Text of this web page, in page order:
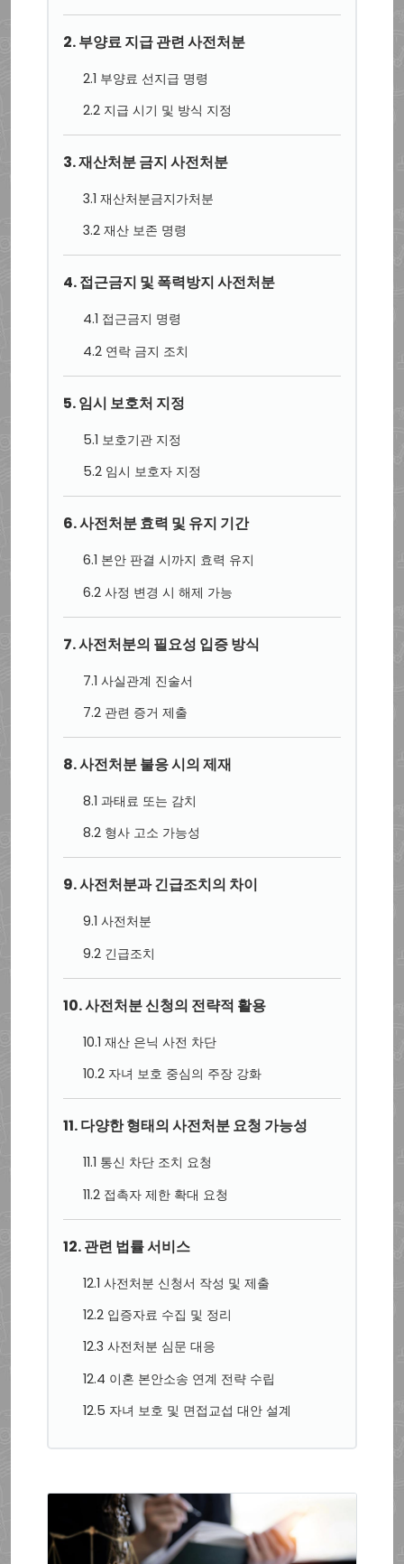
2. 부양료 지급 관련 사전처분
2.1 부양료 선지급 명령
2.2 지급 시기 및 방식 지정
3. 재산처분 금지 사전처분
3.1 재산처분금지가처분
3.2 재산 보존 명령
4. 접근금지 및 폭력방지 사전처분
4.1 접근금지 명령
4.2 연락 금지 조치
5. 임시 보호처 지정
5.1 보호기관 지정
5.2 임시 보호자 지정
6. 사전처분 효력 및 유지 기간
6.1 본안 판결 시까지 효력 유지
6.2 사정 변경 시 해제 가능
7. 사전처분의 필요성 입증 방식
7.1 사실관계 진술서
7.2 관련 증거 제출
8. 사전처분 불응 시의 제재
8.1 과태료 또는 감치
8.2 형사 고소 가능성
9. 사전처분과 긴급조치의 차이
9.1 사전처분
9.2 긴급조치
10. 사전처분 신청의 전략적 활용
10.1 재산 은닉 사전 차단
10.2 자녀 보호 중심의 주장 강화
11. 다양한 형태의 사전처분 요청 가능성
11.1 통신 차단 조치 요청
11.2 접촉자 제한 확대 요청
12. 관련 법률 서비스
12.1 사전처분 신청서 작성 및 제출
12.2 입증자료 수집 및 정리
12.3 사전처분 심문 대응
12.4 이혼 본안소송 연계 전략 수립
12.5 자녀 보호 및 면접교섭 대안 설계